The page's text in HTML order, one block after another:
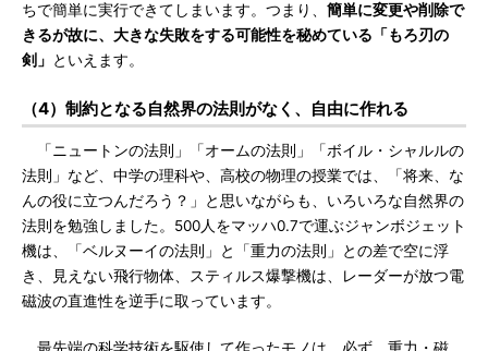
ちで簡単に実行できてしまいます。つまり、 簡単に変更や削除で
きるが故に、大きな失敗をする可能性を秘めている「もろ刃の
剣」 といえます。
（4）制約となる自然界の法則がなく、自由に作れる
「ニュートンの法則」「オームの法則」「ボイル・シャルルの
法則」など、中学の理科や、高校の物理の授業では、「将来、な
んの役に立つんだろう？」と思いながらも、いろいろな自然界の
法則を勉強しました。500人をマッハ0.7で運ぶジャンボジェット
機は、「ベルヌーイの法則」と「重力の法則」との差で空に浮
き、見えない飛行物体、スティルス爆撃機は、レーダーが放つ電
磁波の直進性を逆手に取っています。